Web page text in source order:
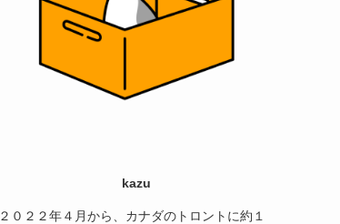
kazu
２０２２年４月から、カナダのトロントに約１